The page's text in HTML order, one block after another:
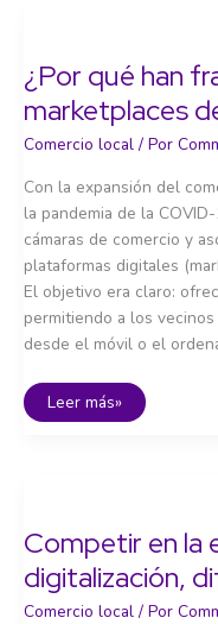
¿Por qué han
marketplaces
Comercio local / Por
Con la expansión del
la pandemia de la
cámaras de comercio y
plataformas digitales
El objetivo era claro:
permitiendo a los
desde el móvil o el
¿Por
Leer más»
Competir en la
digitalización,
Comercio local / Por